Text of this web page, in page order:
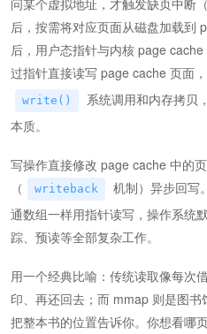
后，按需将对应页面从磁盘加载到
后，用户态指针与内核 page
过指针直接读写 page cache 页面
write()
系统调用和内存拷贝
本质。
写操作直接修改 page cache 中的
（
writeback
机制）异步回写
通数组一样用指针读写，操作系统
踪、预读等全部复杂工作。
用一个经典比喻：传统读取像每次
印、再还回去；而 mmap 则是图书
把整本书的位置告诉你。你想看哪